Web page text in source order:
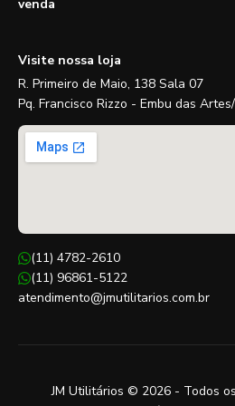
venda
Visite nossa loja
R. Primeiro de Maio, 138 Sala 07
Pq. Francisco Rizzo - Embu das
(11) 4782-2610
(11) 96861-5122
atendimento@jmutilitarios.com.br
JM Utilitários © 2026 - Todos